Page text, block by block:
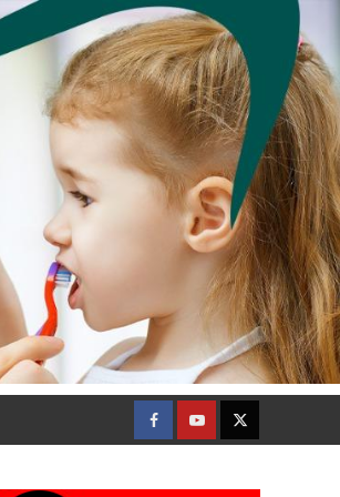
FacebookYoutubeTwitter